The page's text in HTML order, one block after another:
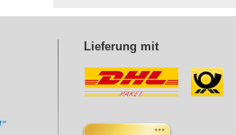
Lieferung mit